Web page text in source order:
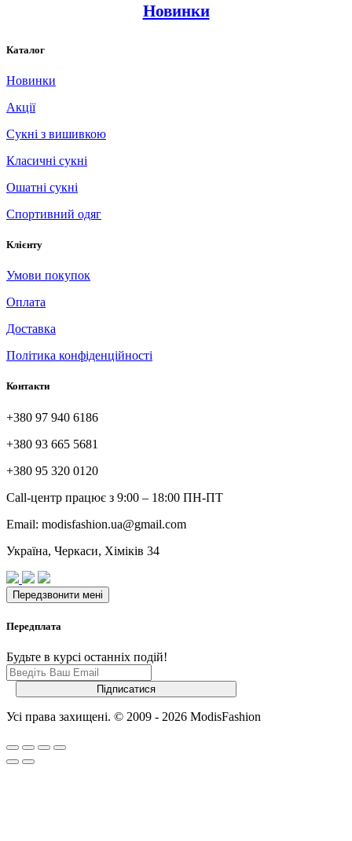
Новинки
Каталог
Новинки
Акції
Сукні з вишивкою
Класичні сукні
Ошатні сукні
Спортивний одяг
Клієнту
Умови покупок
Оплата
Доставка
Політика конфіденційності
Контакти
+380 97 940 6186
+380 93 665 5681
+380 95 320 0120
Call-центр працює з 9:00 – 18:00 ПН-ПТ
Email: modisfashion.ua@gmail.com
Україна, Черкаси, Хіміків 34
Передплата
Будьте в курсі останніх подій!
Усі права захищені. © 2009 - 2026 ModisFashion